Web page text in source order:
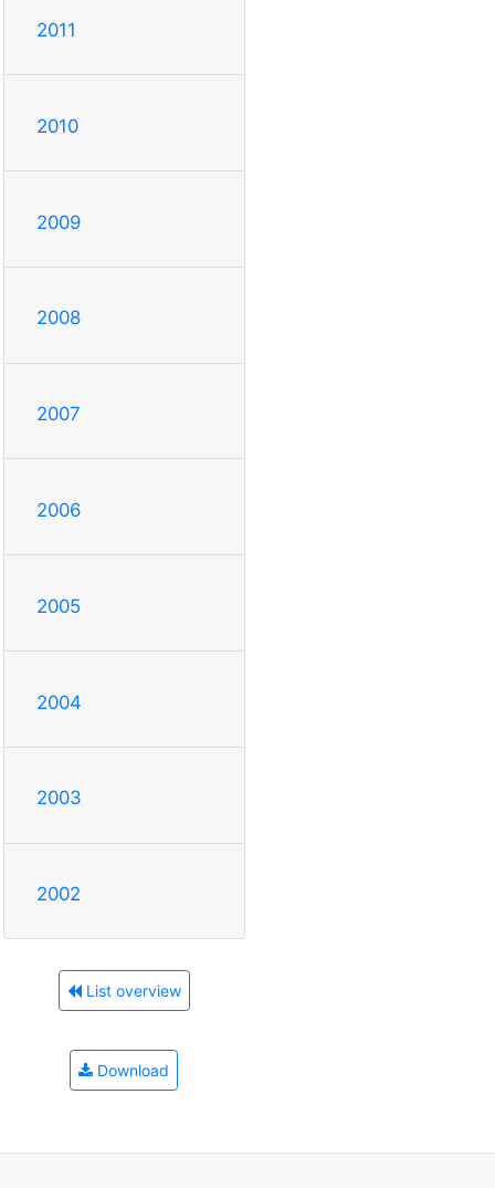
2011
2010
2009
2008
2007
2006
2005
2004
2003
2002
List overview
Download